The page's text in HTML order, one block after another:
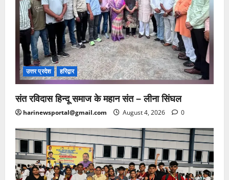
उत्तर प्रदेश हरिद्वार
संत रविदास हिन्दू समाज के महान संत – लीना सिंघल
harinewsportal@gmail.com August 4, 2026 0